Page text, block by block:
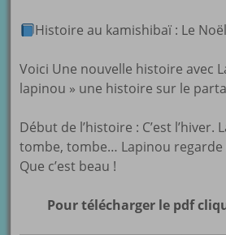
Histoire au kamishibaï : Le
Voici Une nouvelle histoire avec
lapinou » une histoire sur le
Début de l’histoire : C’est l’hiver.
tombe, tombe… Lapinou
Que c’est beau !
Pour télécharger le pdf